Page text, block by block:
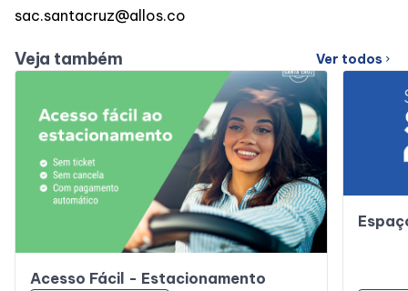
sac.santacruz@allos.co
Veja também Ver todos chevron_right
Acesso Fácil - Estacionamento